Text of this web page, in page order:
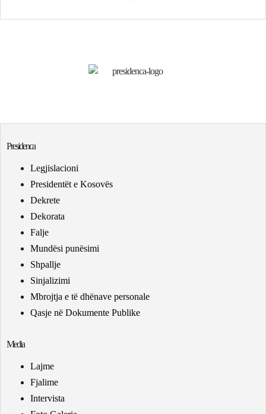
Presidenca
Legjislacioni
Presidentët e Kosovës
Dekrete
Dekorata
Falje
Mundësi punësimi
Shpallje
Sinjalizimi
Mbrojtja e të dhënave personale
Qasje në Dokumente Publike
Media
Lajme
Fjalime
Intervista